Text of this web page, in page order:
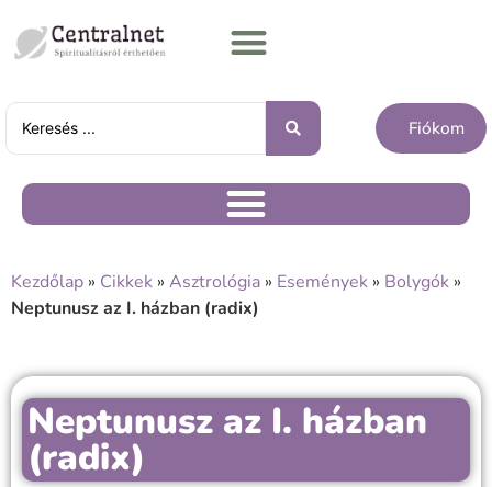
Fiókom
Kezdőlap » Cikkek » Asztrológia » Események » Bolygók »
Neptunusz az I. házban (radix)
Neptunusz az I. házban
(radix)